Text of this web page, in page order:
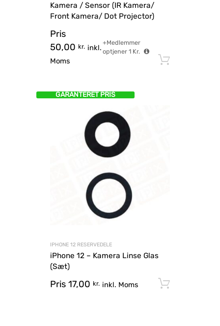
Kamera / Sensor (IR Kamera/
Front Kamera/ Dot Projector)
Pris
50,00 kr. inkl.
Moms
+Medlemmer
optjener 1Kr.
GARANTERET PRIS
IPHONE 12 RESERVEDELE
iPhone 12 – Kamera Linse Glas
(Sæt)
Pris 17,00 kr. inkl. Moms